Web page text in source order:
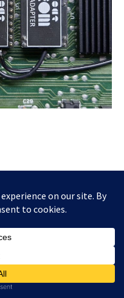
TV:n kanssa,
modulaattori
ja korvaamalla
Tämä on
teetättää ja osat
hinnaksi tuli noin